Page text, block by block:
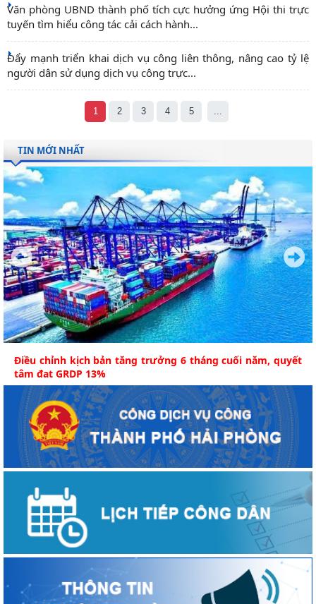
Văn phòng UBND thành phố tích cực hưởng ứng Hội thi trực
tuyến tìm hiểu công tác cải cách hành...
Đẩy mạnh triển khai dịch vụ công liên thông, nâng cao tỷ lệ
người dân sử dụng dịch vụ công trực...
1 2 3 4 5 ...
TIN MỚI NHẤT
Điều chỉnh kịch bản tăng trưởng 6 tháng cuối năm, quyết
tâm đạt GRDP 13%